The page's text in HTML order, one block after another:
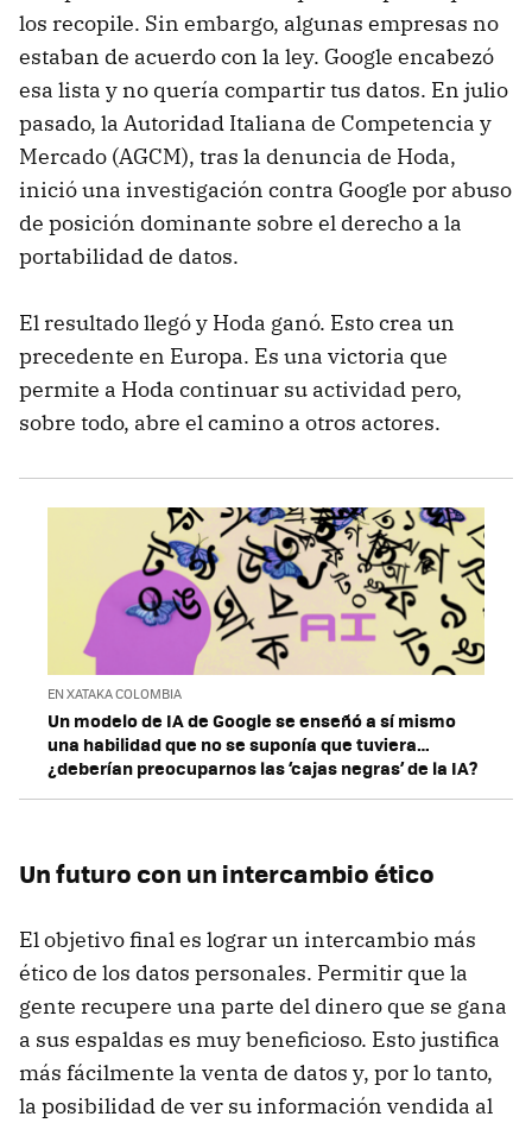
los recopile. Sin embargo, algunas empresas no
estaban de acuerdo con la ley. Google encabezó
esa lista y no quería compartir tus datos. En julio
pasado, la Autoridad Italiana de Competencia y
Mercado (AGCM), tras la denuncia de Hoda,
inició una investigación contra Google por abuso
de posición dominante sobre el derecho a la
portabilidad de datos.
El resultado llegó y Hoda ganó. Esto crea un
precedente en Europa. Es una victoria que
permite a Hoda continuar su actividad pero,
sobre todo, abre el camino a otros actores.
EN XATAKA COLOMBIA
Un modelo de IA de Google se enseñó a sí mismo
una habilidad que no se suponía que tuviera…
¿deberían preocuparnos las ‘cajas negras’ de la IA?
Un futuro con un intercambio ético
El objetivo final es lograr un intercambio más
ético de los datos personales. Permitir que la
gente recupere una parte del dinero que se gana
a sus espaldas es muy beneficioso. Esto justifica
más fácilmente la venta de datos y, por lo tanto,
la posibilidad de ver su información vendida al